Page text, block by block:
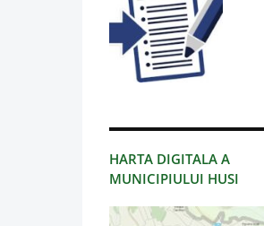
HARTA DIGITALA A
MUNICIPIULUI HUSI